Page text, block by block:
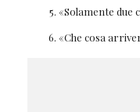
«Solamente due
«Che cosa